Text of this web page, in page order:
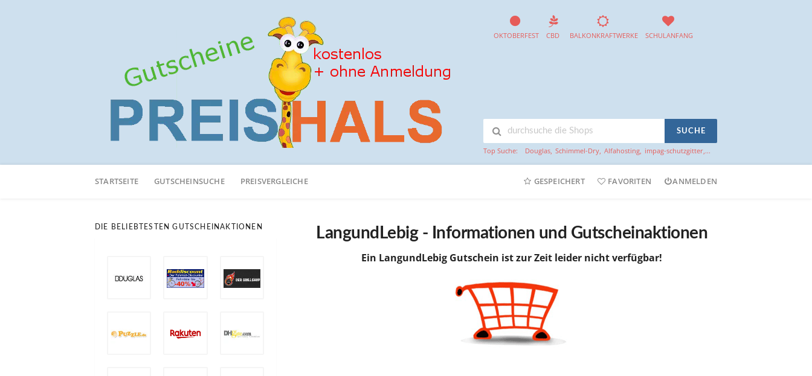
OKTOBERFEST CBD BALKONKRAFTWERKE SCHULANFANG
SUCHE
Top Suche: Douglas, Schimmel-Dry, Alfahosting, impag-schutzgitter,...
Online-
STARTSEITE GUTSCHEINSUCHE PREISVERGLEICHE GESPEICHERT FAVORITEN ANMELDEN
LangundLebig - Informationen und Gutscheinaktionen
Ein LangundLebig Gutschein ist zur Zeit leider nicht verfügbar!
DIE BELIEBTESTEN GUTSCHEINAKTIONEN